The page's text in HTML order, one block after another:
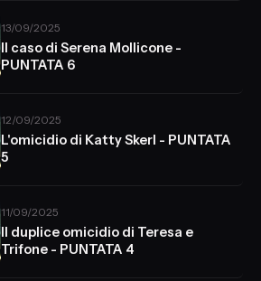
13/09/2025
Il caso di Serena Mollicone -
PUNTATA 6
12/09/2025
L'omicidio di Katty Skerl - PUNTATA
5
11/09/2025
Il duplice omicidio di Teresa e
Trifone - PUNTATA 4